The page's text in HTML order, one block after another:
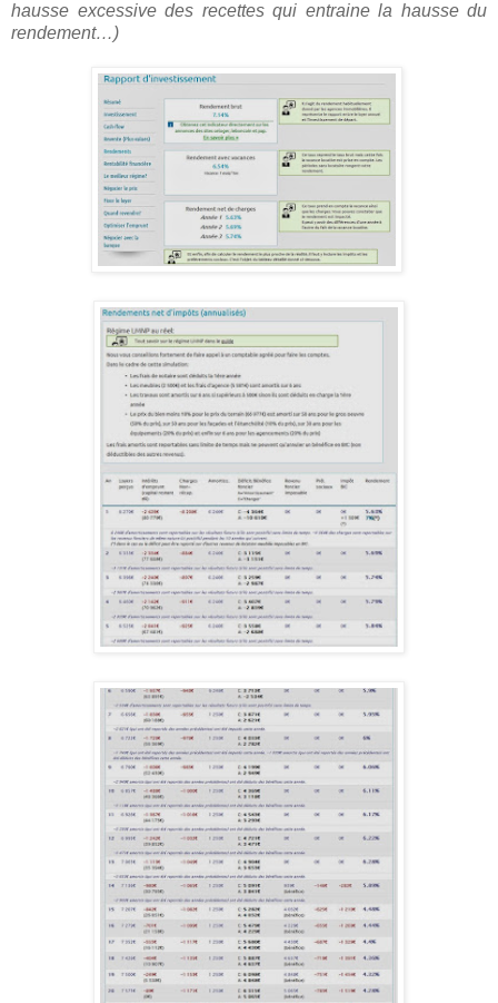
hausse excessive des recettes qui entraine la hausse du
rendement…)